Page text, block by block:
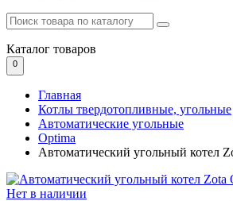
Каталог товаров
0
Главная
Котлы твердотопливные, угольные
Автоматические угольные
Optima
Автоматический угольный котел
Нет в наличии